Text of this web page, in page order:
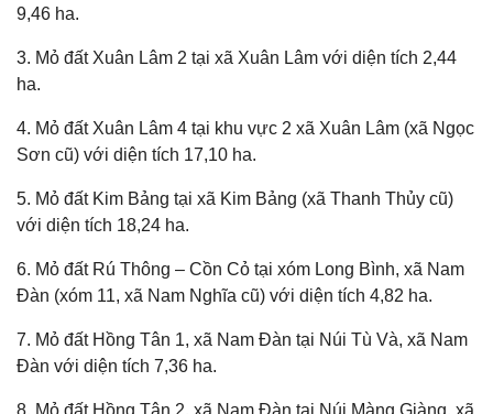
9,46 ha.
3. Mỏ đất Xuân Lâm 2 tại xã Xuân Lâm với diện tích 2,44
ha.
4. Mỏ đất Xuân Lâm 4 tại khu vực 2 xã Xuân Lâm (xã Ngọc
Sơn cũ) với diện tích 17,10 ha.
5. Mỏ đất Kim Bảng tại xã Kim Bảng (xã Thanh Thủy cũ)
với diện tích 18,24 ha.
6. Mỏ đất Rú Thông – Cồn Cỏ tại xóm Long Bình, xã Nam
Đàn (xóm 11, xã Nam Nghĩa cũ) với diện tích 4,82 ha.
7. Mỏ đất Hồng Tân 1, xã Nam Đàn tại Núi Tù Và, xã Nam
Đàn với diện tích 7,36 ha.